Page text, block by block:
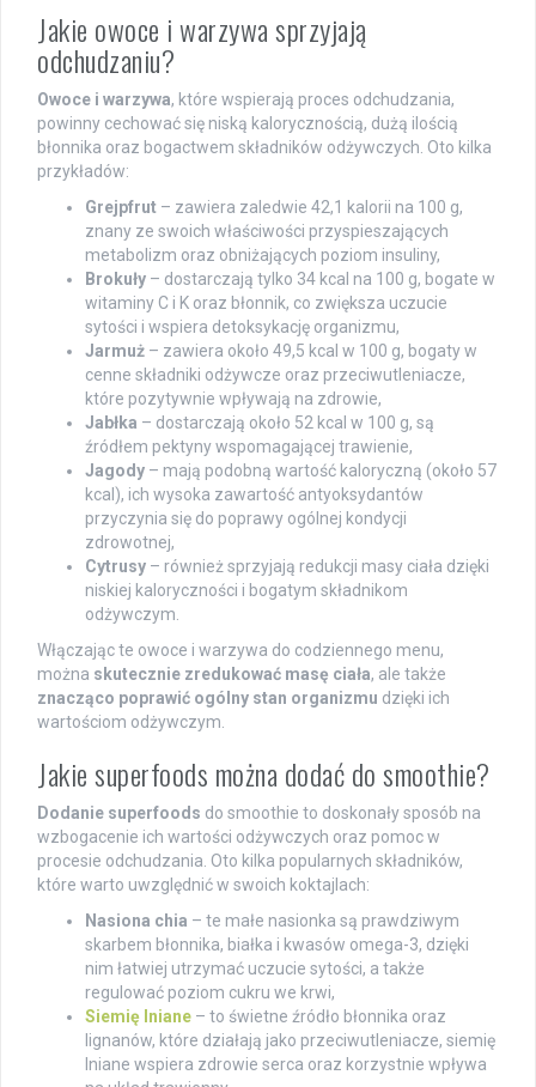
Jakie owoce i warzywa sprzyjają
odchudzaniu?
Owoce i warzywa, które wspierają proces odchudzania,
powinny cechować się niską kalorycznością, dużą ilością
błonnika oraz bogactwem składników odżywczych. Oto kilka
przykładów:
Grejpfrut – zawiera zaledwie 42,1 kalorii na 100 g,
znany ze swoich właściwości przyspieszających
metabolizm oraz obniżających poziom insuliny,
Brokuły – dostarczają tylko 34 kcal na 100 g, bogate w
witaminy C i K oraz błonnik, co zwiększa uczucie
sytości i wspiera detoksykację organizmu,
Jarmuż – zawiera około 49,5 kcal w 100 g, bogaty w
cenne składniki odżywcze oraz przeciwutleniacze,
które pozytywnie wpływają na zdrowie,
Jabłka – dostarczają około 52 kcal w 100 g, są
źródłem pektyny wspomagającej trawienie,
Jagody – mają podobną wartość kaloryczną (około 57
kcal), ich wysoka zawartość antyoksydantów
przyczynia się do poprawy ogólnej kondycji
zdrowotnej,
Cytrusy – również sprzyjają redukcji masy ciała dzięki
niskiej kaloryczności i bogatym składnikom
odżywczym.
Włączając te owoce i warzywa do codziennego menu,
można skutecznie zredukować masę ciała, ale także
znacząco poprawić ogólny stan organizmu dzięki ich
wartościom odżywczym.
Jakie superfoods można dodać do smoothie?
Dodanie superfoods do smoothie to doskonały sposób na
wzbogacenie ich wartości odżywczych oraz pomoc w
procesie odchudzania. Oto kilka popularnych składników,
które warto uwzględnić w swoich koktajlach:
Nasiona chia – te małe nasionka są prawdziwym
skarbem błonnika, białka i kwasów omega-3, dzięki
nim łatwiej utrzymać uczucie sytości, a także
regulować poziom cukru we krwi,
Siemię lniane – to świetne źródło błonnika oraz
lignanów, które działają jako przeciwutleniacze, siemię
lniane wspiera zdrowie serca oraz korzystnie wpływa